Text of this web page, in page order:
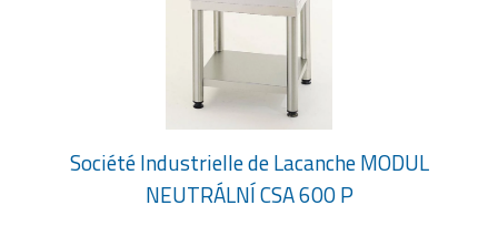
Société Industrielle de Lacanche MODUL
NEUTRÁLNÍ CSA 600 P